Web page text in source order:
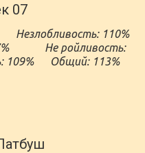
07
Незлобливость: 110%
Не ройливость:
107%       Вароаустойчивость: 109%      Общий: 113%